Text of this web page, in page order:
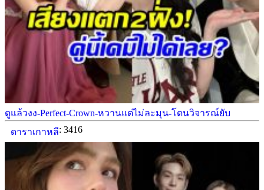
ดูแล้วงง-Perfect-Crown-หวานแต่ไม่ละมุน-โดนวิจารณ์ยับ
ดาราเกาหลี: 3416